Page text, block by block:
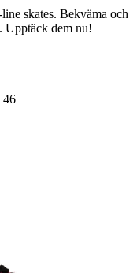
skates. Bekväma och
Upptäck dem nu!
46